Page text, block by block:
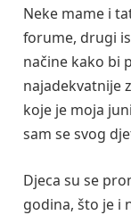
Neke mame i
forume, drugi
načine kako bi
najadekvatnije
koje je moja
sam se svog
Djeca su se
godina, što je i